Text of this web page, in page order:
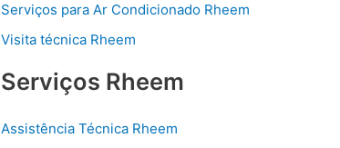
Serviços para Ar Condicionado Rheem
Visita técnica Rheem
Serviços Rheem
Assistência Técnica Rheem